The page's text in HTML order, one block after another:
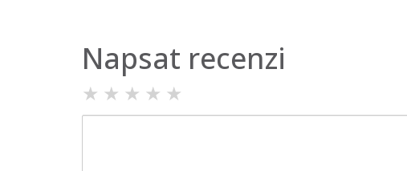
Napsat recenzi
★ ★ ★ ★ ★